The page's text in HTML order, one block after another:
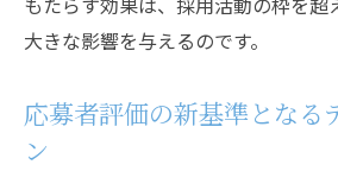
大きな影響を与えるのです。
応募者評価の新基準となる
ン